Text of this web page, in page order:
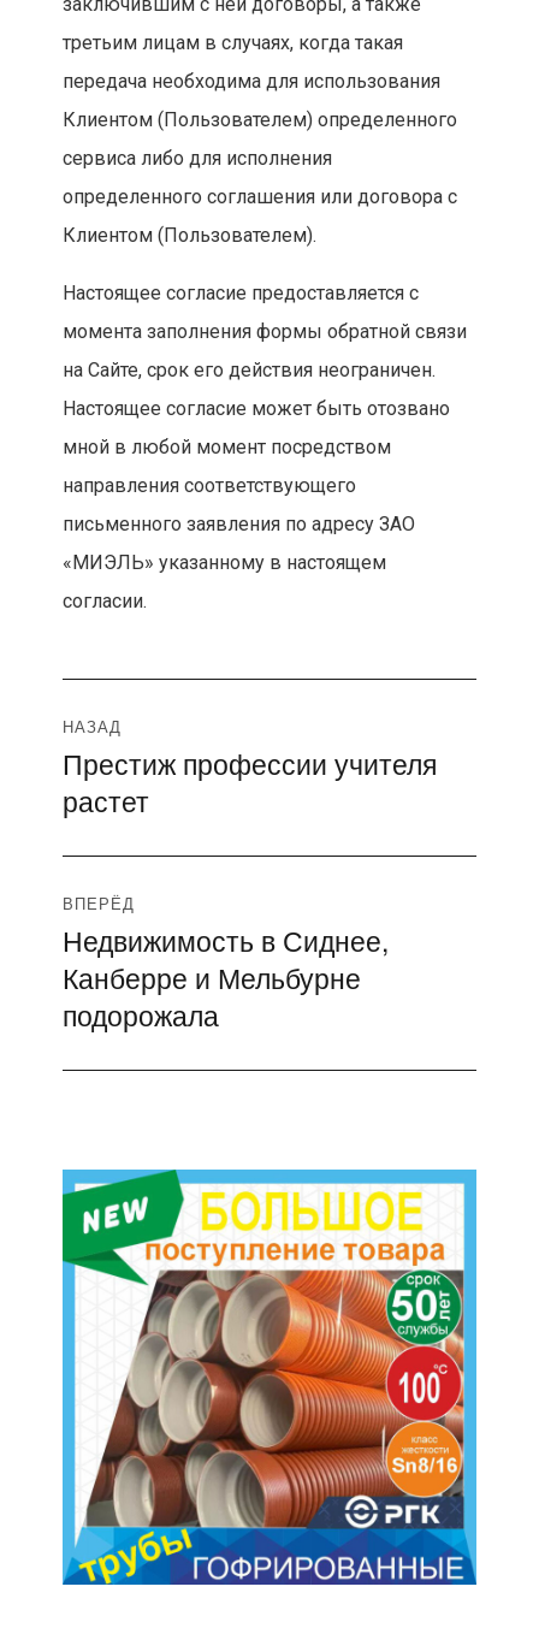
заключившим с ней договоры, а также
третьим лицам в случаях, когда такая
передача необходима для использования
Клиентом (Пользователем) определенного
сервиса либо для исполнения
определенного соглашения или договора с
Клиентом (Пользователем).
Настоящее согласие предоставляется с
момента заполнения формы обратной связи
на Сайте, срок его действия неограничен.
Настоящее согласие может быть отозвано
мной в любой момент посредством
направления соответствующего
письменного заявления по адресу ЗАО
«МИЭЛЬ» указанному в настоящем
согласии.
Навигация
по
записям
НАЗАД
Предыдущая
запись:
Престиж профессии учителя
растет
ВПЕРЁД
Следующая
запись:
Недвижимость в Сиднее,
Канберре и Мельбурне
подорожала